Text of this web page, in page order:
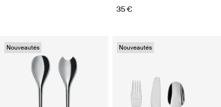
35 €
Nouveautés Nouveautés